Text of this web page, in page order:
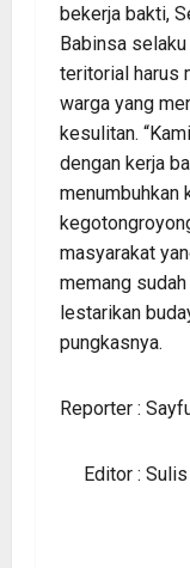
bekerja bakti,
Babinsa
teritorial harus
warga yang
kesulitan.
dengan kerja
menumbuhkan
masyarakat
memang
lestarikan
pungkasnya.
Reporter :
Editor : Sulis